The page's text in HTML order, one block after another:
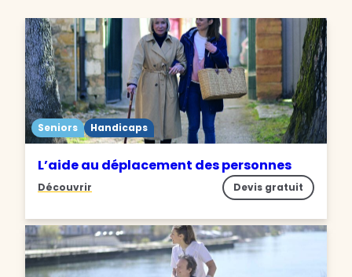
Seniors Handicaps
L’aide au déplacement des personnes
Découvrir Devis gratuit